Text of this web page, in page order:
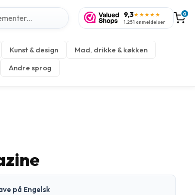
9,3★★★★★
1.251 anmeldelser
0
Kunst & design
Mad, drikke & køkken
Andre sprog
på Engelsk